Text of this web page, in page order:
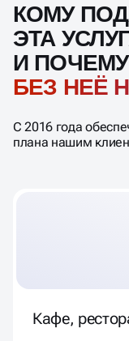
КОМУ
ЭТА
И ПОЧЕМУ
БЕЗ НЕЁ
С 2016 года
плана нашим
Кафе,